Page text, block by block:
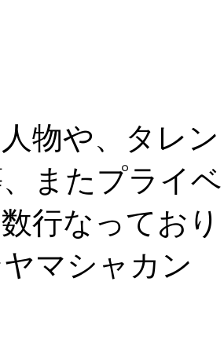
物や、タレ
またプライ
行なってお
マシャカン